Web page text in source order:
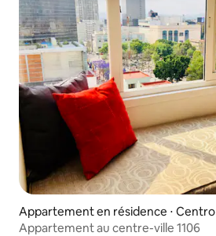
Appartement en résidence ⋅ Centro
Appartement au centre-ville 1106